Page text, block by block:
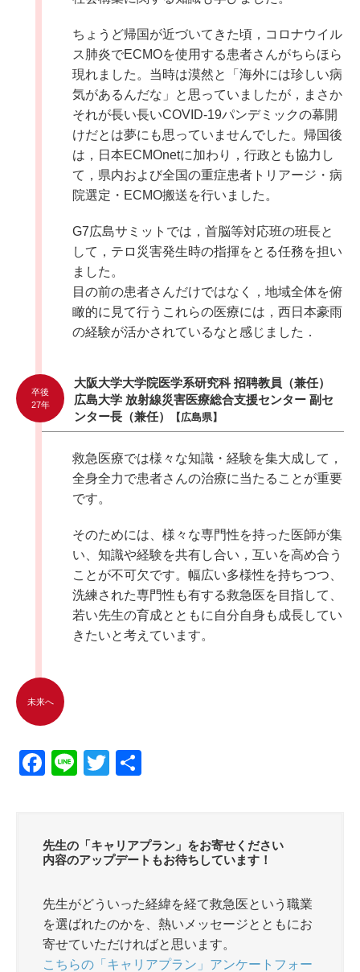
ちょうど帰国が近づいてきた頃，コロナウイル
ス肺炎でECMOを使用する患者さんがちらほら
現れました。当時は漠然と「海外には珍しい病
気があるんだな」と思っていましたが，まさか
それが長い長いCOVID-19パンデミックの幕開
けだとは夢にも思っていませんでした。帰国後
は，日本ECMOnetに加わり，行政とも協力し
て，県内および全国の重症患者トリアージ・病
院選定・ECMO搬送を行いました。
G7広島サミットでは，首脳等対応班の班長と
して，テロ災害発生時の指揮をとる任務を担い
ました。
目の前の患者さんだけではなく，地域全体を俯
瞰的に見て行うこれらの医療には，西日本豪雨
の経験が活かされているなと感じました．
卒後
27年
大阪大学大学院医学系研究科 招聘教員（兼任）
広島大学 放射線災害医療総合支援センター 副セ
ンター長（兼任）
【広島県】
救急医療では様々な知識・経験を集大成して，
全身全力で患者さんの治療に当たることが重要
です。
そのためには、様々な専門性を持った医師が集
い、知識や経験を共有し合い，互いを高め合う
ことが不可欠です。幅広い多様性を持ちつつ、
洗練された専門性も有する救急医を目指して、
若い先生の育成とともに自分自身も成長してい
きたいと考えています。
未来へ
F
e
b
o
o
k
Li
T
er
先生の「キャリアプラン」をお寄せください
内容のアップデートもお待ちしています！
先生がどういった経緯を経て救急医という職業
を選ばれたのかを、熱いメッセージとともにお
寄せていただければと思います。
こちらの「キャリアプラン」アンケートフォー